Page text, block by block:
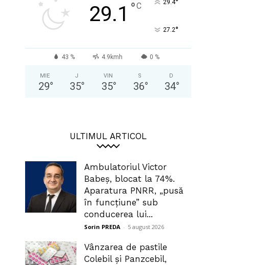
29.1 °C 29.4°
27.2°
43 % 4.9kmh 0 %
MIE
29°
J
35°
VIN
35°
S
36°
D
34°
ULTIMUL ARTICOL
Ambulatoriul Victor
Babeș, blocat la 74%.
Aparatura PNRR, „pusă
în funcțiune” sub
conducerea lui...
Sorin PREDA - 5 august 2026
Vânzarea de pastile
Colebil și Panzcebil,